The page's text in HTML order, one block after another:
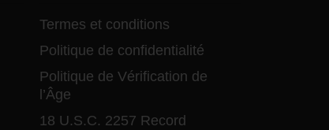
Termes et conditions
Politique de confidentialité
Politique de Vérification de
l’Âge
18 U.S.C. 2257 Record